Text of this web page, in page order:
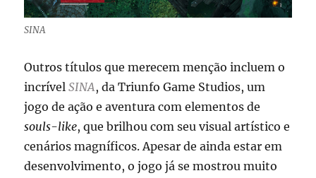
SINA
Outros títulos que merecem menção incluem o
incrívelSINA, da Triunfo Game Studios, um
jogo de ação e aventura com elementos de
souls-like, que brilhou com seu visual artístico e
cenários magníficos. Apesar de ainda estar em
desenvolvimento, o jogo já se mostrou muito